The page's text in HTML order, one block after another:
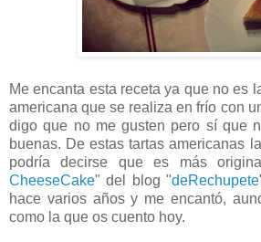
Me encanta esta receta ya que no es
americana que se realiza en frío con
digo que no me gusten pero sí que
buenas. De estas tartas americanas
podría decirse que es más
CheeseCake" del blog "deRechupete
hace varios años y me encantó,
como la que os cuento hoy.